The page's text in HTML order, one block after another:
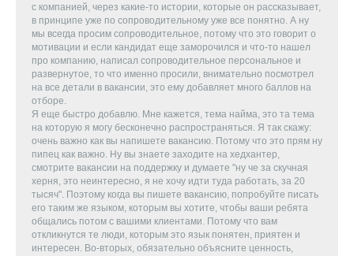
с компанией, через какие-то истории, которые он рассказывает,
в принципе уже по сопроводительному уже все понятно. А ну
мы всегда просим сопроводительное, потому что это говорит о
мотивации и если кандидат еще заморочился и что-то нашел
про компанию, написал сопроводительное персональное и
развернутое, то что именно просили, внимательно посмотрел
на все детали в вакансии, это ему добавляет много баллов на
отборе.
Я еще быстро добавлю. Мне кажется, тема найма, это та тема
на которую я могу бесконечно распространяться. Я так скажу:
очень важно как вы напишете вакансию. Потому что это прям ну
пипец как важно. Ну вы знаете заходите на хедхантер,
смотрите вакансии на поддержку и думаете "ну че за скучная
херня, это неинтересно, я не хочу идти туда работать, за 20
тысяч". Поэтому когда вы пишете вакансию, попробуйте писать
его таким же языком, которым вы хотите, чтобы ваши ребята
общались потом с вашими клиентами. Потому что вам
откликнутся те люди, которым это язык понятен, приятен и
интересен. Во-вторых, обязательно объясните ценность,